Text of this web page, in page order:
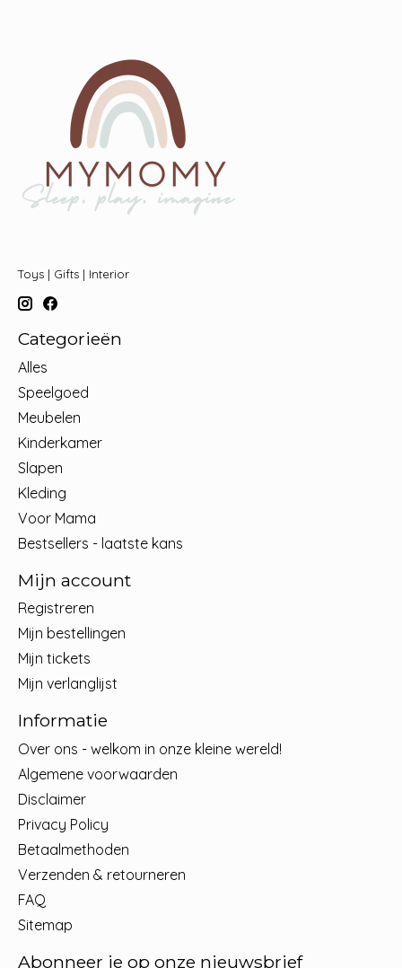
Toys | Gifts | Interior
Categorieën
Alles
Speelgoed
Meubelen
Kinderkamer
Slapen
Kleding
Voor Mama
Bestsellers - laatste kans
Mijn account
Registreren
Mijn bestellingen
Mijn tickets
Mijn verlanglijst
Informatie
Over ons - welkom in onze kleine wereld!
Algemene voorwaarden
Disclaimer
Privacy Policy
Betaalmethoden
Verzenden & retourneren
FAQ
Sitemap
Abonneer je op onze nieuwsbrief